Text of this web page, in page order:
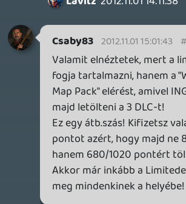
mightwork 2012.11.01 13:12:58 #0br6q
mindenki limited-et vesz...
Lavitz 2012.11.01 13:11:42
Lavitz 2012.11.01 13:11:42 #0br6p
így pass-al nagyon megéri, plusz még
kapsz sapkát is 🙂 Egyébként meg ezekkel
a pass-okkal szépen elérik hogy emelt
áron vedd a játékot. Eddig is mondtam
már hogy mikor írták hogy növelnék a
játékok árait és hogy elképzelhető hogy
ismét 20k körül lesz egy játék ára, szépen
csöndben így játék ára plusz a pass el is
érték 😃 Amolyan fű alatt.